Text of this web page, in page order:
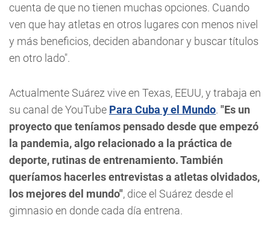
cuenta de que no tienen muchas opciones. Cuando
ven que hay atletas en otros lugares con menos nivel
y más beneficios, deciden abandonar y buscar títulos
en otro lado".
Actualmente Suárez vive en Texas, EEUU, y trabaja en
su canal de YouTube Para Cuba y el Mundo. "Es un
proyecto que teníamos pensado desde que empezó
la pandemia, algo relacionado a la práctica de
deporte, rutinas de entrenamiento. También
queríamos hacerles entrevistas a atletas olvidados,
los mejores del mundo", dice el Suárez desde el
gimnasio en donde cada día entrena.